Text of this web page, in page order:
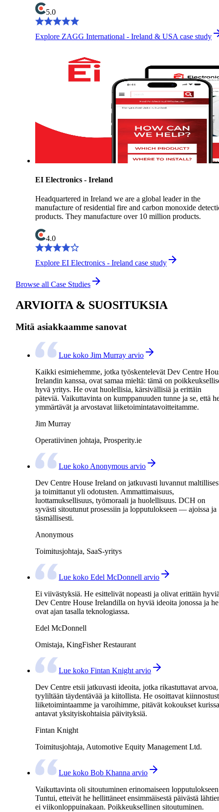
5.0
Explore ZAGG International - Ireland & USA case study
EI Electronics - Ireland
Headquartered in Ireland we are a global leader in the
manufacture of residential fire and carbon monoxide
products. They manufacture over 10 million products.
4.0
Explore EI Electronics - Ireland case study
Browse all Case Studies
ARVIOITA & SUOSITUKSIA
Mitä asiakkaamme sanovat
Lue koko Jim Murray arvio
Kaikki esimiehemme, jotka työskentelevät Dev Centre
Irelandin kanssa, ovat samaa mieltä: tämä on
hyvä yritys. He ovat huolellisia, kärsivällisiä ja erittäin
päteviä. Vaikuttavinta on kumppanuuden tunne ja se, että
ymmärtävät ja arvostavat liiketoimintatavoitteitamme.
Jim Murray
Operatiivinen johtaja, Prosperity.ie
Lue koko Anonymous arvio
Dev Centre House Ireland on jatkuvasti luvannut
ja toimittanut yli odotusten. Ammattimaisuus,
luottamuksellisuus, työmoraali ja huolellisuus. DCH on
syvästi sitoutunut prosessiin ja lopputulokseen — ajoissa ja
täsmällisesti.
Anonymous
Toimitusjohtaja, SaaS-yritys
Lue koko Edel McDonnell arvio
Ei viivästyksiä. He esittelivät nopeasti ja olivat erittäin
Dev Centre House Irelandilla on hyviä ideoita jonossa ja he
ovat ajan tasalla teknologiassa.
Edel McDonnell
Omistaja, KingFisher Restaurant
Lue koko Fintan Knight arvio
Dev Centre etsii jatkuvasti ideoita, jotka rikastuttavat arvoa,
tyyliltään täydentävää ja kiitollista. He osoittavat
liiketoimintaamme ja varoihimme, pitävät kokoukset
antavat yksityiskohtaisia päivityksiä.
Fintan Knight
Toimitusjohtaja, Automotive Equity Management Ltd.
Lue koko Bob Khanna arvio
Vaikuttavinta oli sitoutuminen erinomaiseen
Tuntui, etteivät he hellittäneet ensimmäisestä päivästä
ei viikonloppuinakaan. Poikkeuksellinen sitoutuminen.